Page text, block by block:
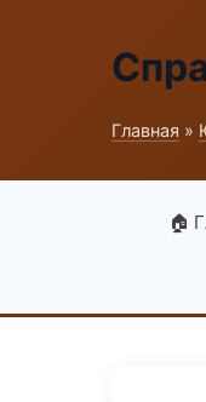
Главная »
🏠